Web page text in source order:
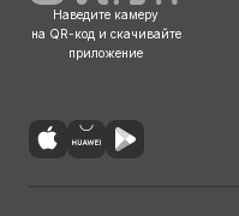
Наведите камеру
на QR-код и скачивайте
приложение